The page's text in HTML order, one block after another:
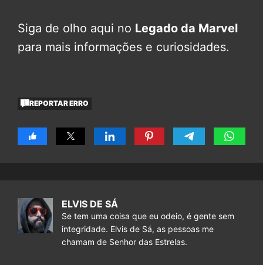
Siga de olho aqui no Legado da Marvel
para mais informações e curiosidades.
REPORTAR ERRO
ELVIS DE SÁ
Se tem uma coisa que eu odeio, é gente sem
integridade. Elvis de Sá, as pessoas me
chamam de Senhor das Estrelas.